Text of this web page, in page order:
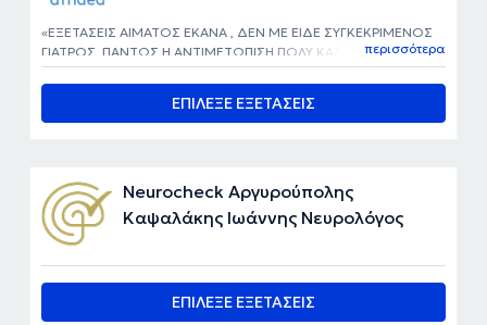
ΕΠΙΛΕΞΕ ΕΞΕΤΑΣΕΙΣ
ΕΞΕΤΑΣΕΙΣ ΑΙΜΑΤΟΣ ΕΚΑΝΑ , ΔΕΝ ΜΕ ΕΙΔΕ ΣΥΓΚΕΚΡΙΜΕΝΟΣ
ΓΙΑΤΡΟΣ. ΠΑΝΤΩΣ Η ΑΝΤΙΜΕΤΩΠΙΣΗ ΠΟΛΥ ΚΑΛΗ ΛΙΓΟ
ΚΑΘΗΣΤΕΡΟΥΝ ΙΑ ΑΠΟΤΕΛΕΣΜΑΤΑ
περισσότερα
Neurocheck Αργυρούπολης
Καψαλάκης Ιωάννης Νευρολόγος
ΕΠΙΛΕΞΕ ΕΞΕΤΑΣΕΙΣ